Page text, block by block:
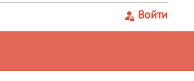
Войти